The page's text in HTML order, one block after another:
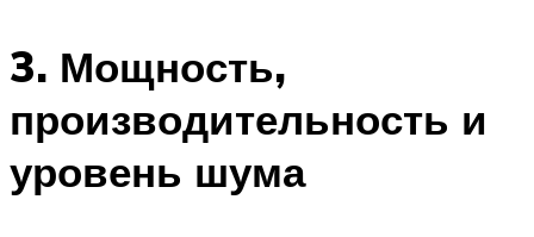
3. Мощность,
производительность и
уровень шума